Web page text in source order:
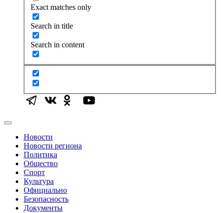
Exact matches only
Search in title
Search in content
Новости
Новости региона
Политика
Общество
Спорт
Культура
Официально
Безопасность
Документы